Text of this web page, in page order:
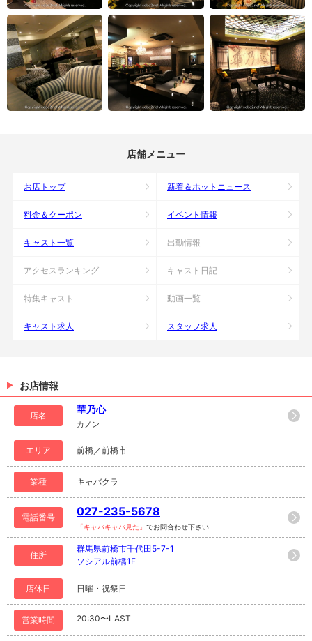
店舗メニュー
お店トップ 新着＆ホットニュース
料金＆クーポン イベント情報
キャスト一覧 出勤情報
アクセスランキング キャスト日記
特集キャスト 動画一覧
キャスト求人 スタッフ求人
お店情報
店名
華乃心
カノン
エリア 前橋／前橋市
業種 キャバクラ
電話番号 027-235-5678
「キャバキャバ見た」 でお問合わせ下さい
住所
群馬県前橋市千代田5-7-1
ソシアル前橋1F
店休日 日曜・祝祭日
営業時間 20:30〜LAST